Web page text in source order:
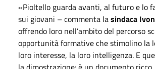
«Pioltello guarda avanti, al futuro e lo
sui giovani – commenta lasindaca
offrendo loro nell’ambito del percorso
opportunità formative che stimolino la
loro interesse, la loro intelligenza. E